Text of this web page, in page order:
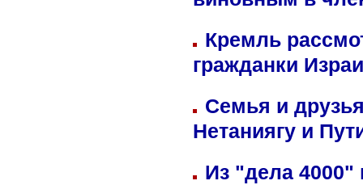
Кремль
гражданки
Семья и
Нетаниягу и
Из "дела 4000"